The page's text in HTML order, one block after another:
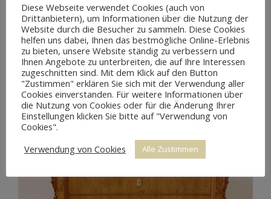
EDELHOLZSCHRANK
Diese Webseite verwendet Cookies (auch von
Drittanbietern), um Informationen über die Nutzung der
Website durch die Besucher zu sammeln. Diese Cookies
helfen uns dabei, Ihnen das bestmögliche Online-Erlebnis
zu bieten, unsere Website ständig zu verbessern und
Ihnen Angebote zu unterbreiten, die auf Ihre Interessen
zugeschnitten sind. Mit dem Klick auf den Button
"Zustimmen" erklären Sie sich mit der Verwendung aller
Cookies einverstanden. Für weitere Informationen über
die Nutzung von Cookies oder für die Änderung Ihrer
Einstellungen klicken Sie bitte auf "Verwendung von
Cookies".
Verwendung von Cookies
Alle Zustimmen